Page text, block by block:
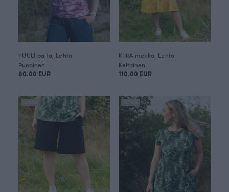
TUULI paita, Lehto
Punainen
80.00 EUR
KIIRA mekko, Lehto
Keltainen
110.00 EUR